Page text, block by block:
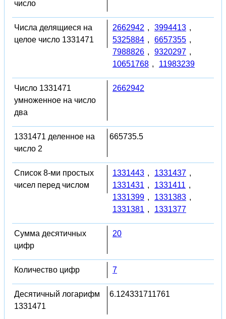
число
Числа делящиеся на
целое число 1331471
2662942 , 3994413 ,
5325884 , 6657355 ,
7988826 , 9320297 ,
10651768 , 11983239
Число 1331471
умноженное на число
два
2662942
1331471 деленное на
число 2
665735.5
Список 8-ми простых
чисел перед числом
1331443 , 1331437 ,
1331431 , 1331411 ,
1331399 , 1331383 ,
1331381 , 1331377
Сумма десятичных
цифр
20
Количество цифр 7
Десятичный логарифм
1331471
6.124331711761